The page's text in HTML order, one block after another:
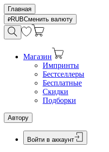
Главная
RUBСменить валюту
Магазин
Импринты
Бестселлеры
Бесплатные
Скидки
Подборки
Автору
Войти в аккаунт